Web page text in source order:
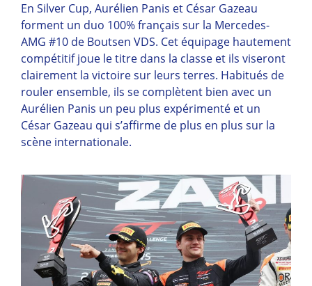
En Silver Cup, Aurélien Panis et César Gazeau
forment un duo 100% français sur la Mercedes-
AMG #10 de Boutsen VDS. Cet équipage hautement
compétitif joue le titre dans la classe et ils viseront
clairement la victoire sur leurs terres. Habitués de
rouler ensemble, ils se complètent bien avec un
Aurélien Panis un peu plus expérimenté et un
César Gazeau qui s’affirme de plus en plus sur la
scène internationale.